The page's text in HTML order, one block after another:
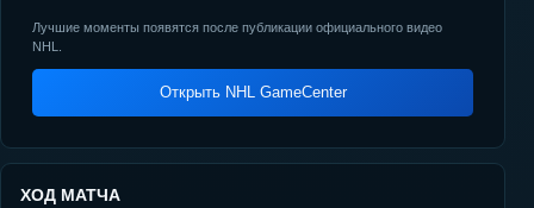
Лучшие моменты появятся после публикации официального видео
NHL.
Открыть NHL GameCenter
ХОД МАТЧА